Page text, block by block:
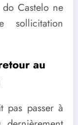
Castelo ne
sollicitation
au
pas passer à